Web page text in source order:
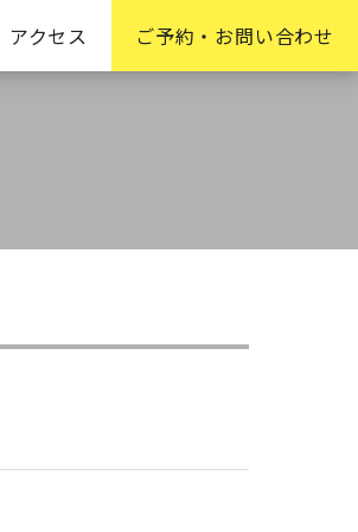
アクセス ご予約・お問い合わせ